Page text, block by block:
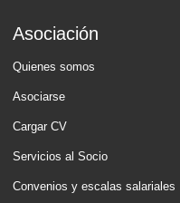
Asociación
Quienes somos
Asociarse
Cargar CV
Servicios al Socio
Convenios y escalas salariales